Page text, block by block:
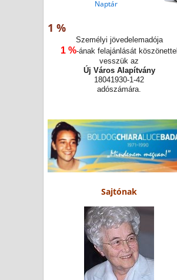
Naptár
1 %
Személyi jövedelemadója
1 %-ának felajánlását köszönettel
vesszük az
Új Város Alapítvány
18041930-1-42
adószámára.
Sajtónak